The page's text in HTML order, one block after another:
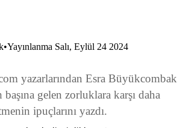
•Yayınlanma Salı, Eylül 24 2024
yazarlarından Esra Büyükcombak
başına gelen zorluklara karşı daha
ipuçlarını yazdı.